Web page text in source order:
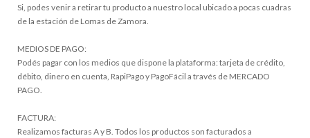
Si, podes venir a retirar tu producto a nuestro local ubicado a pocas cuadras
de la estación de Lomas de Zamora.
MEDIOS DE PAGO:
Podés pagar con los medios que dispone la plataforma: tarjeta de crédito,
débito, dinero en cuenta, RapiPago y PagoFácil a través de MERCADO
PAGO.
FACTURA:
Realizamos facturas A y B. Todos los productos son facturados a